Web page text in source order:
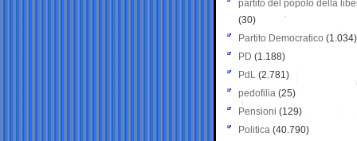
partito del popolo della
(30)
Partito Democratico (1.034)
PD (1.188)
PdL (2.781)
pedofilia (25)
Pensioni (129)
Politica (40.790)